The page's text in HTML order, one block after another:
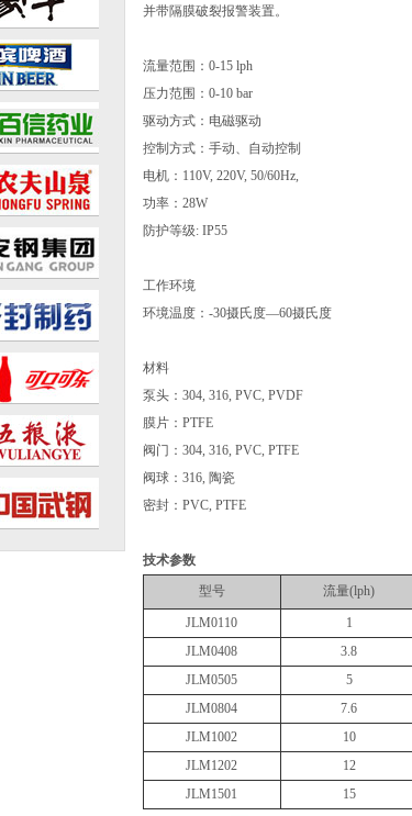
并带隔膜破裂报警装置。
流量范围：0-15 lph
压力范围：0-10 bar
驱动方式：电磁驱动
控制方式：手动、自动控制
电机：110V, 220V, 50/60Hz,
功率：28W
防护等级: IP55
工作环境
环境温度：-30摄氏度—60摄氏度
材料
泵头：304, 316, PVC, PVDF
膜片：PTFE
阀门：304, 316, PVC, PTFE
阀球：316, 陶瓷
密封：PVC, PTFE
技术参数
型号
流量(lph)
JLM0110 1
JLM0408
3.8
JLM0505
5
JLM0804
7.6
JLM1002
10
JLM1202
12
JLM1501
15